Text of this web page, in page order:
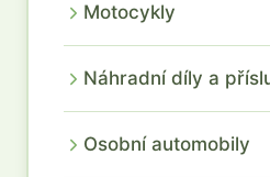
Motocykly
Náhradní díly a
Osobní automobily